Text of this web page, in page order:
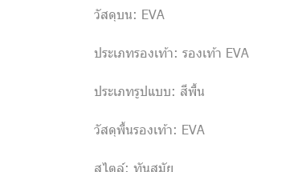
วัสดุบน: EVA
ประเภทรองเท้า: รองเท้า EVA
ประเภทรูปแบบ: สีพื้น
วัสดุพื้นรองเท้า: EVA
สไตล์: ทันสมัย